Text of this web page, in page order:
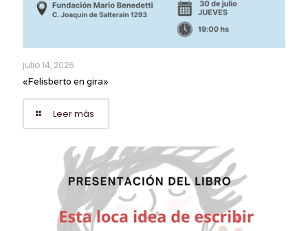
julio 14, 2026
«Felisberto en gira»
Leer más